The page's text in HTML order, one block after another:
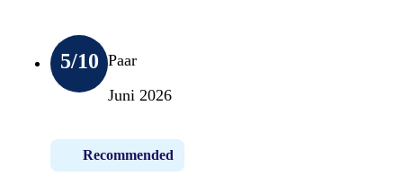
5/10 Paar
Juni 2026
Recommended